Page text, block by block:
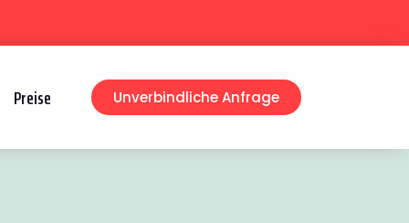
Preise Unverbindliche Anfrage